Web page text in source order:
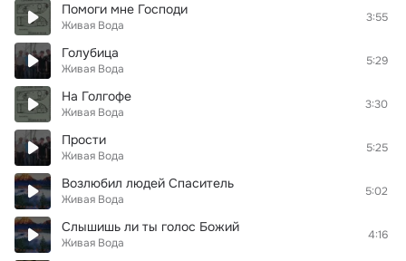
Помоги мне Господи
Живая Вода
3:55
Голубица
Живая Вода
5:29
На Голгофе
Живая Вода
3:30
Прости
Живая Вода
5:25
Возлюбил людей Спаситель
Живая Вода
5:02
Слышишь ли ты голос Божий
Живая Вода
4:16